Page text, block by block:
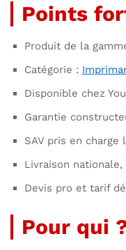
Points
Produit de la
Catégorie :
Disponible chez
Garantie
SAV pris en charge
Livraison
Devis pro et tarif
Pour qui